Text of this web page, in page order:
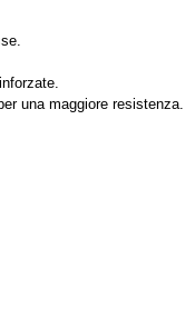
una maggiore resistenza.